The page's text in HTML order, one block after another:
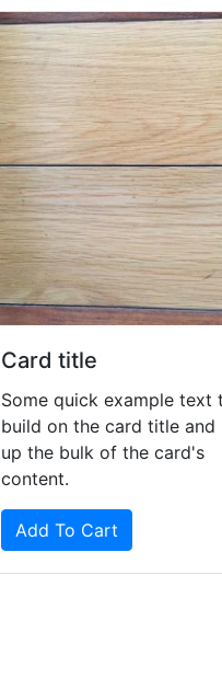
Card title
Some quick example text
build on the card title and
up the bulk of the card's
content.
Add To Cart